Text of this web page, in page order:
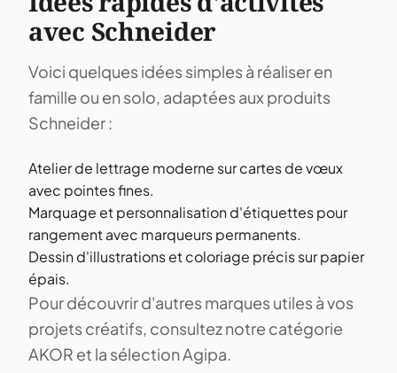
avec Schneider
Voici quelques idées simples à réaliser en
famille ou en solo, adaptées aux produits
Schneider :
Atelier de lettrage moderne sur cartes de vœux
avec pointes fines.
Marquage et personnalisation d'étiquettes pour
rangement avec marqueurs permanents.
Dessin d'illustrations et coloriage précis sur papier
épais.
Pour découvrir d'autres marques utiles à vos
projets créatifs, consultez notre catégorie
AKOR et la sélectionAgipa.